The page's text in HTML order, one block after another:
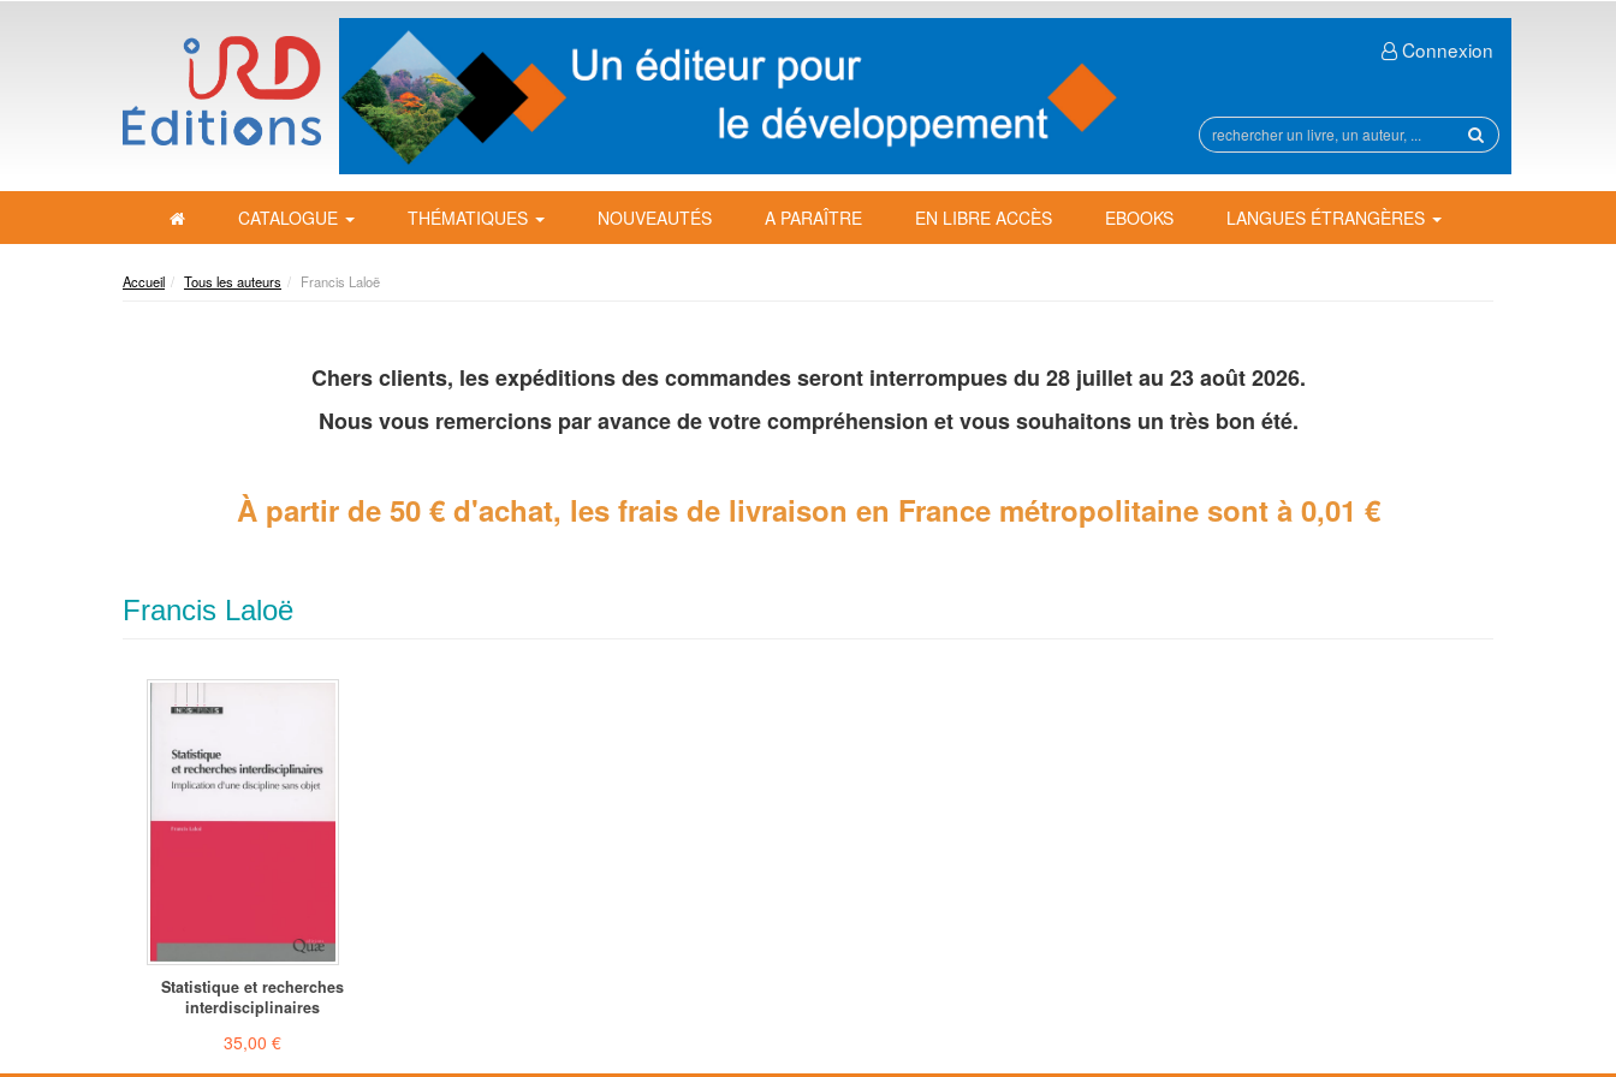
Connexion
sur
site
CATALOGUE
THÉMATIQUES NOUVEAUTÉS A PARAÎTRE EN LIBRE ACCÈS EBOOKS LANGUES ÉTRANGÈRES
Accueil Tous les auteurs Francis Laloë
Chers clients, les expéditions des commandes seront interrompues du 28 juillet au 23 août 2026.
Nous vous remercions par avance de votrecompréhension et vous souhaitons un très bon été.
À partir de 50 € d'achat, les frais de livraison en France métropolitainesont à 0,01 €
Francis Laloë
Statistique et recherches
interdisciplinaires
35,00 €